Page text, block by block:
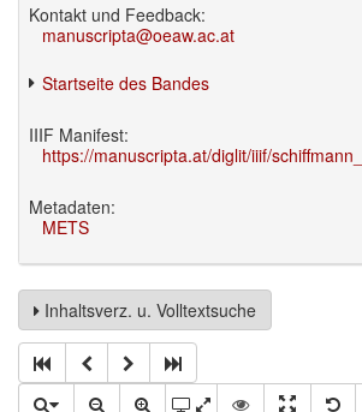
Kontakt und Feedback:
manuscripta@oeaw.ac.at
Startseite des Bandes
IIIF Manifest:
https://manuscripta.at/diglit/iiif/
Metadaten:
METS
Inhaltsverz. u. Volltextsuche